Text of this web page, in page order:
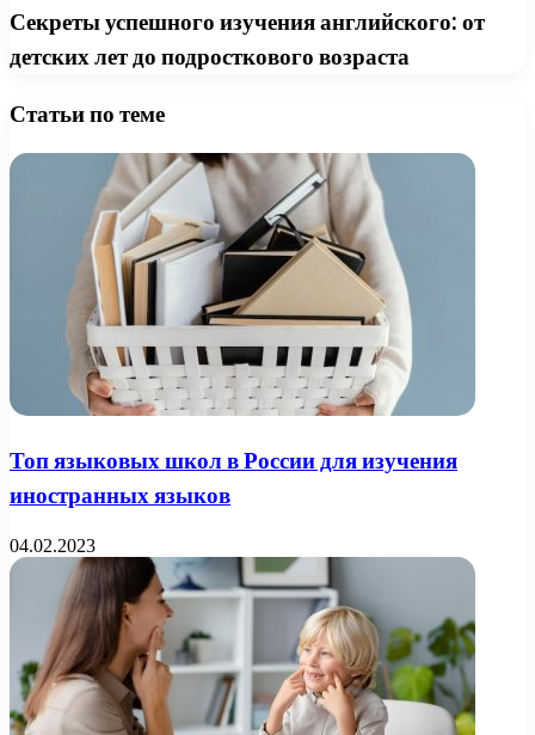
Секреты успешного изучения английского: от
детских лет до подросткового возраста
Статьи по теме
Топ языковых школ в России для изучения
иностранных языков
04.02.2023